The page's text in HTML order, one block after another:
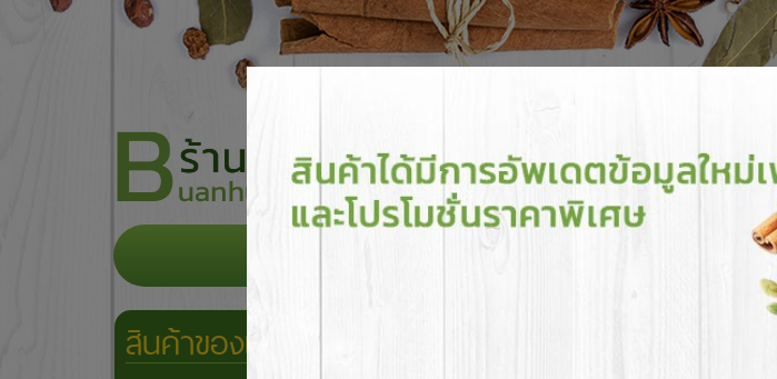
สินค้าของเรา การสั่งซื้อ & การชำระเงิน
สินค้าของเรา